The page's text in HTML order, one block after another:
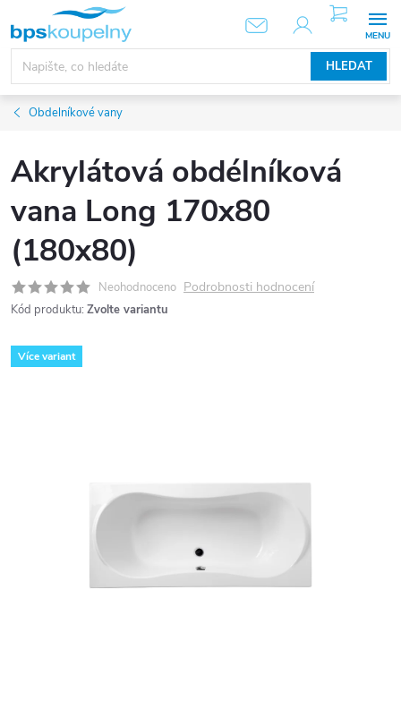
obsah
HLEDAT
NÁKUPNÍ
KOŠÍK
Obdelníkové vany
Akrylátová obdélníková
vana Long 170x80
(180x80)
Neohodnoceno Podrobnosti hodnocení
Kód produktu: Zvolte variantu
Více variant